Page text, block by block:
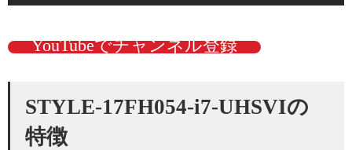
YouTubeでチャンネル登録
STYLE-17FH054-i7-UHSVIの
特徴